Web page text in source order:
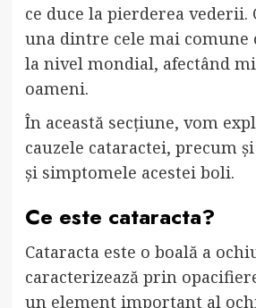
ce duce la pierderea vederii.
una dintre cele mai comune
la nivel mondial, afectând
oameni.
În această secțiune, vom
cauzele cataractei, precum
și simptomele acestei boli.
Ce este cataracta?
Cataracta este o boală a
caracterizează prin
un element important al